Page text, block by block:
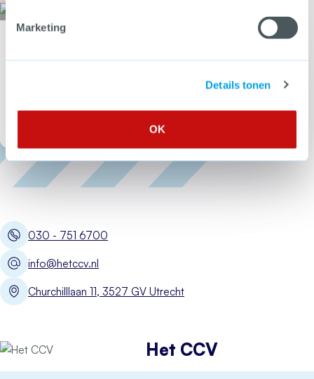
Marketing
Details tonen
OK
030 - 751 6700
info@hetccv.nl
Churchilllaan 11, 3527 GV Utrecht
Het CCV